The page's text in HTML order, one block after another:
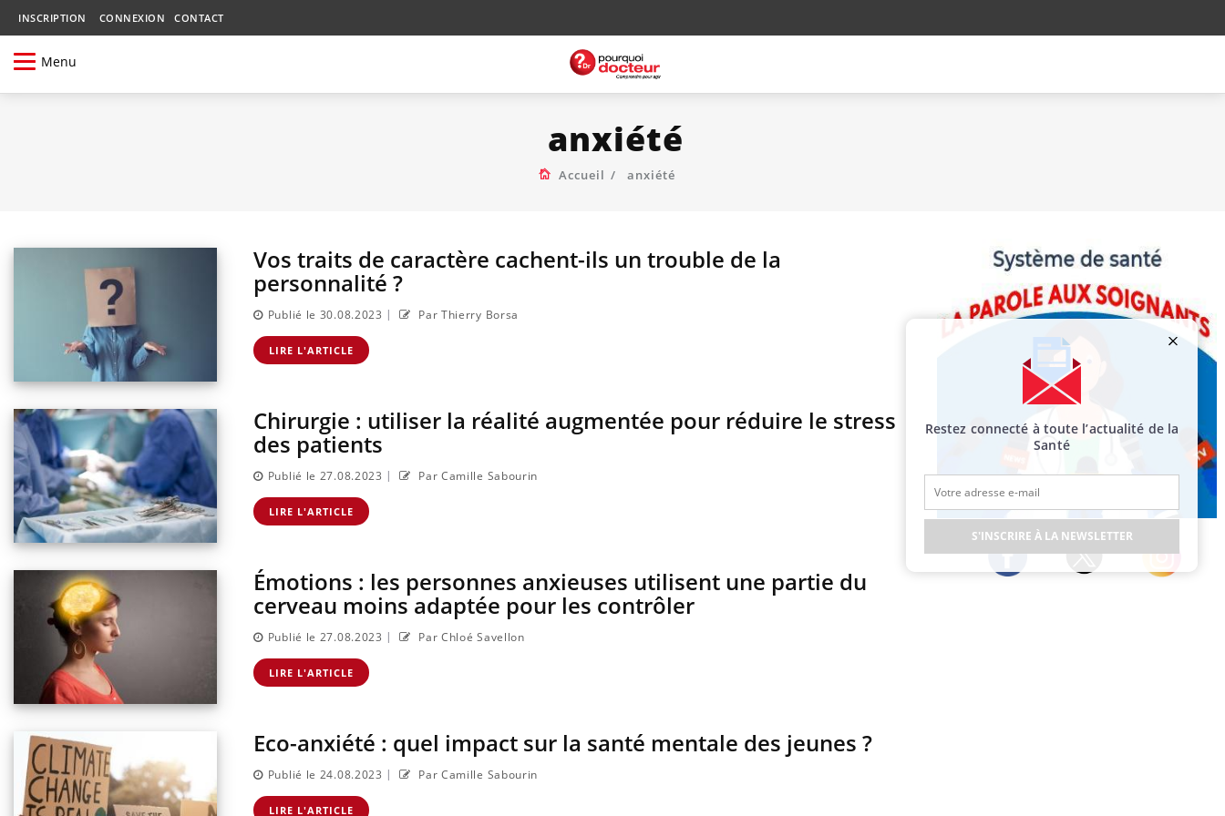
INSCRIPTION CONNEXION CONTACT
Menu
anxiété
Accueil anxiété
Vos traits de caractère cachent-ils un trouble de la
personnalité ?
Publié le 30.08.2023 | Par Thierry Borsa
LIRE L'ARTICLE
Chirurgie : utiliser la réalité augmentée pour réduire le stress
des patients
Publié le 27.08.2023 | Par Camille Sabourin
LIRE L'ARTICLE
Émotions : les personnes anxieuses utilisent une partie du
cerveau moins adaptée pour les contrôler
Publié le 27.08.2023 | Par Chloé Savellon
LIRE L'ARTICLE
Eco-anxiété : quel impact sur la santé mentale des jeunes ?
Publié le 24.08.2023 | Par Camille Sabourin
LIRE L'ARTICLE
Restez connecté à toute l’actualité de la
Santé
S'INSCRIRE À LA NEWSLETTER